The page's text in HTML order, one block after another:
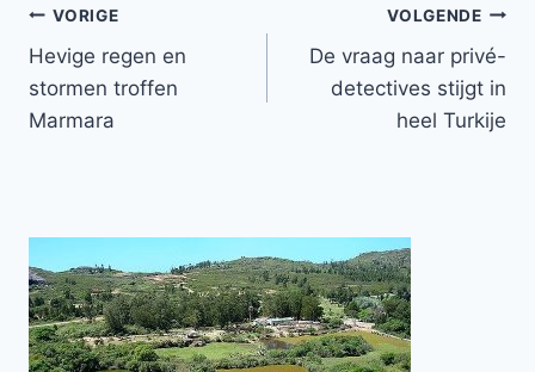
Bericht
navigatie
VORIGE
Hevige regen en
stormen troffen
Marmara
VOLGENDE
De vraag naar privé-
detectives stijgt in
heel Turkije